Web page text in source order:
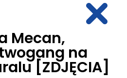
Mecan,
na
[ZDJĘCIA]